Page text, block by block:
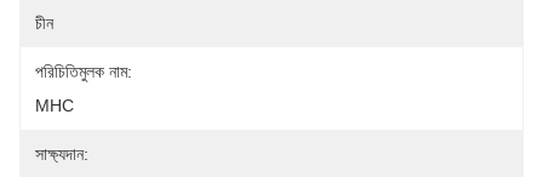
চীন
পরিচিতিমুলক নাম:
MHC
সাক্ষ্যদান: